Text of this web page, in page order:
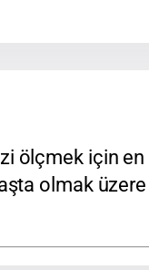
ölçmek için
olmak